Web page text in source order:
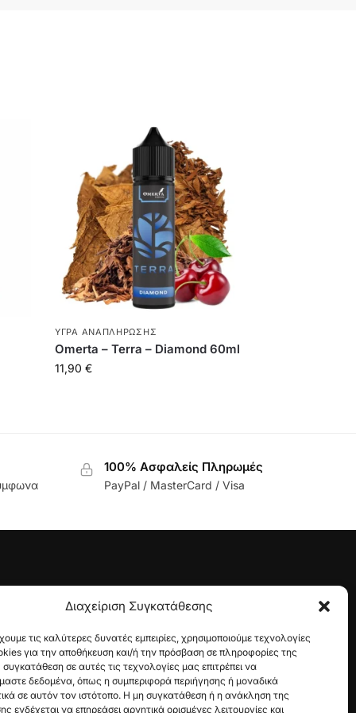
Διαχείριση Συγκατάθεσης
τις καλύτερες δυνατές εμπειρίες, χρησιμοποιούμε τεχνολογίες
για την αποθήκευση και/ή την πρόσβαση σε πληροφορίες της
σε αυτές τις τεχνολογίες μας επιτρέπει να
δεδομένα, όπως η συμπεριφορά περιήγησης ή μοναδικά
σε αυτόν τον ιστότοπο. Η μη συγκατάθεση ή η ανάκληση της
ενδέχεται να επηρεάσει αρνητικά ορισμένες λειτουργίες και
ΥΓΡΆ ΑΝΑΠΛΉΡΩΣΗΣ
Omerta – Terra – Diamond 60ml
11,90€
100% Ασφαλείς Πληρωμές
PayPal / MasterCard / Visa